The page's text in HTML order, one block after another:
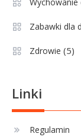
4
Zabawki dla
Zdrowie (5)
Linki
Regulamin